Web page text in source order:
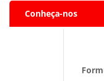
Conheça-nos